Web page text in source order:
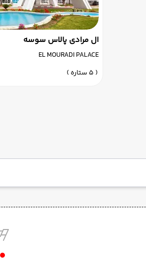
ال مرادی پالاس سوسه
EL MOURADI PALACE
( 5 ستاره )